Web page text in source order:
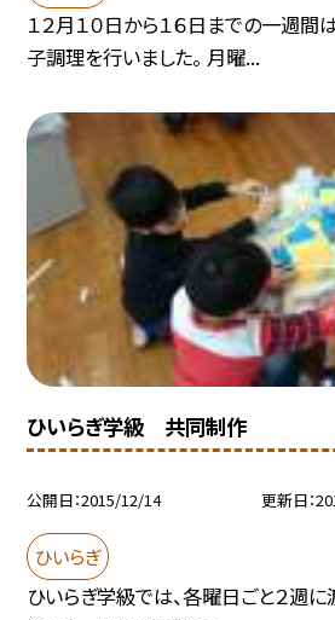
１２月１０日から１６日までの一週間
子調理を行いました。 月曜...
ひいらぎ学級 共同制作
公開日 2015/12/14 更新日
ひいらぎ
ひいらぎ学級では、各曜日ごと２週